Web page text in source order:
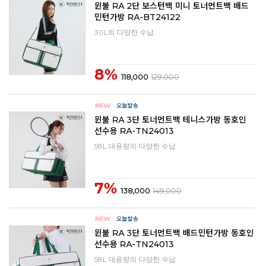
윈불 RA 2단 보스턴백 미니 토너먼트백 배드
민턴가방 RA-BT24122
30L의 다양한 수납
8% 118,000 129,000
윈불 RA 3단 토너먼트백 테니스가방 동호인
선수용 RA-TN24013
58L 대용량의 다양한 수납
7% 138,000 149,000
윈불 RA 3단 토너먼트백 배드민턴가방 동호인
선수용 RA-TN24013
58L 대용량의 다양한 수납